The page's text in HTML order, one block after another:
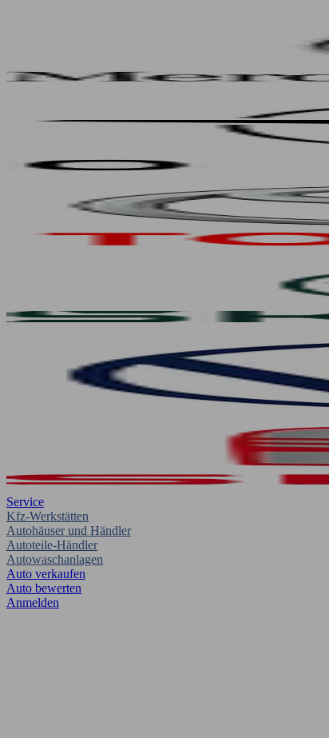
Service
Kfz-Werkstätten
Autohäuser und Händler
Autoteile-Händler
Autowaschanlagen
Auto verkaufen
Auto bewerten
Anmelden